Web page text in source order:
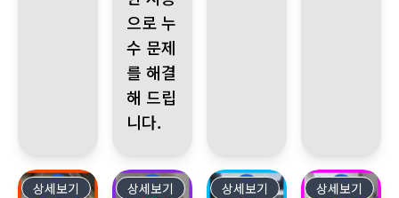
으로 누
수 문제
를 해결
해 드립
니다.
549
상세보기 548
상세보기 547
상세보기 546
상세보기